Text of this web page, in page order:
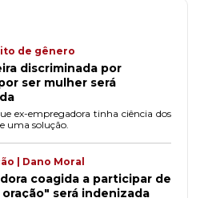
de gênero
discriminada por
ser mulher será
ex-empregadora tinha ciência dos
uma solução.
| Dano Moral
coagida a participar de
será indenizada